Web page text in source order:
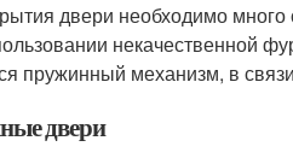
двери необходимо много
некачественной
пружинный механизм, в
двери